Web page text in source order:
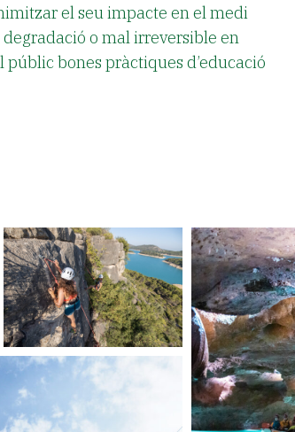
el seu impacte en el medi
o mal irreversible en
bones pràctiques d’educació